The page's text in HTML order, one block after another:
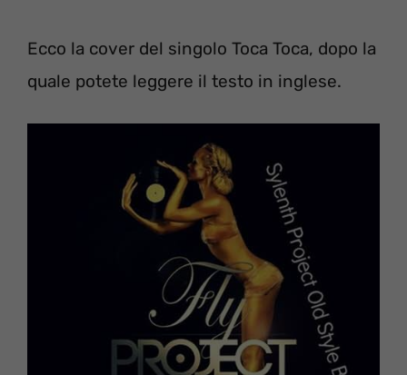
Ecco la cover del singolo Toca Toca, dopo la
quale potete leggere il testo in inglese.